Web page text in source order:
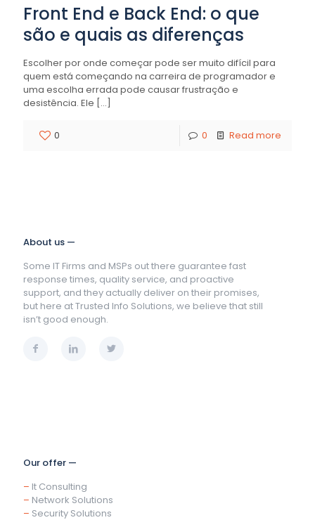
Front End e Back End: o que
são e quais as diferenças
Escolher por onde começar pode ser muito difícil para
quem está começando na carreira de programador e
uma escolha errada pode causar frustração e
desistência. Ele […]
0 0 Read more
About us —
Some IT Firms and MSPs out there guarantee fast
response times, quality service, and proactive
support, and they actually deliver on their promises,
but here at Trusted Info Solutions, we believe that still
isn’t good enough.
Our offer —
– It Consulting
– Network Solutions
– Security Solutions